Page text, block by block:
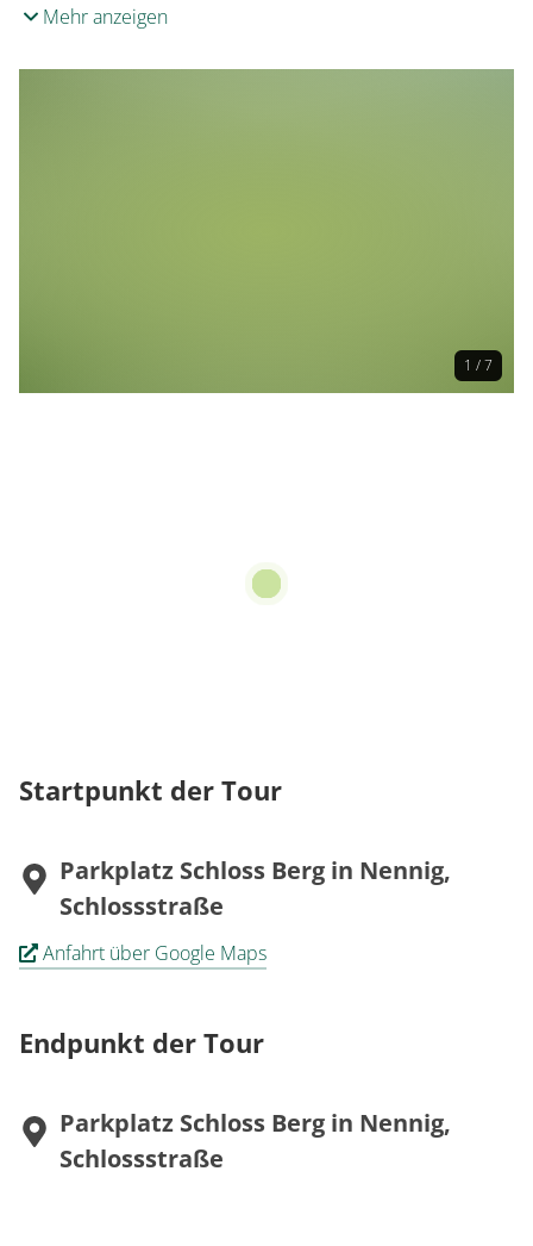
Mehr anzeigen
1 / 7
Startpunkt der Tour
Parkplatz Schloss Berg in Nennig,
Schlossstraße
Anfahrt über Google Maps
Endpunkt der Tour
Parkplatz Schloss Berg in Nennig,
Schlossstraße